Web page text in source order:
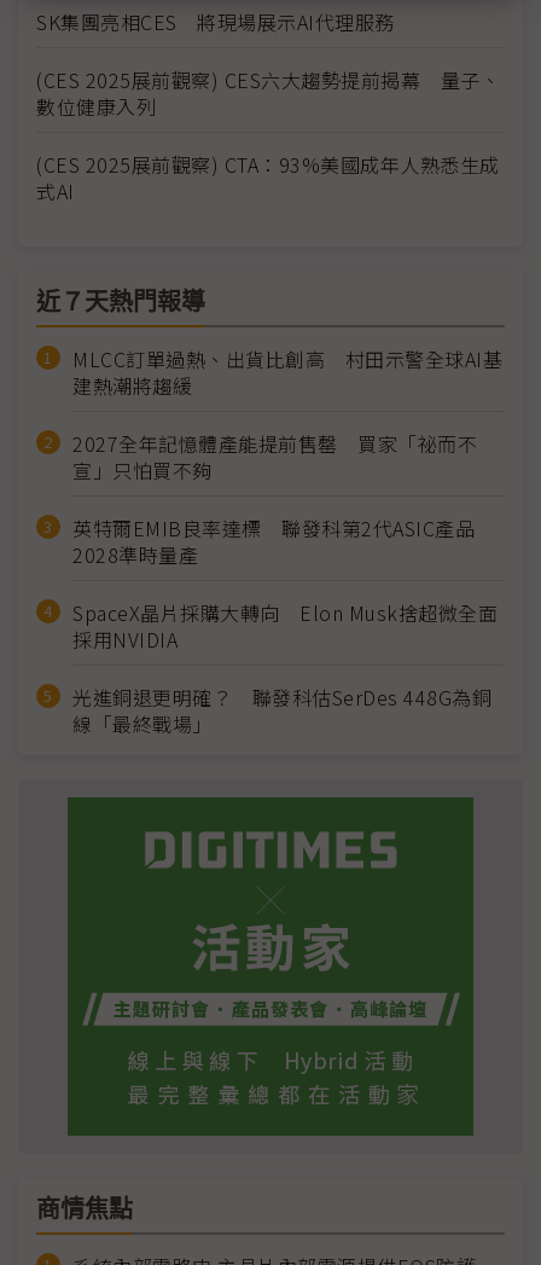
SK集團亮相CES 將現場展示AI代理服務
(CES 2025展前觀察) CES六大趨勢提前揭幕 量子、
數位健康入列
(CES 2025展前觀察) CTA：93%美國成年人熟悉生成
式AI
近７天熱門報導
MLCC訂單過熱、出貨比創高 村田示警全球AI基
建熱潮將趨緩
2027全年記憶體產能提前售罄 買家「祕而不
宣」只怕買不夠
英特爾EMIB良率達標 聯發科第2代ASIC產品
2028準時量產
SpaceX晶片採購大轉向 Elon Musk捨超微全面
採用NVIDIA
光進銅退更明確？ 聯發科估SerDes 448G為銅
線「最終戰場」
商情焦點